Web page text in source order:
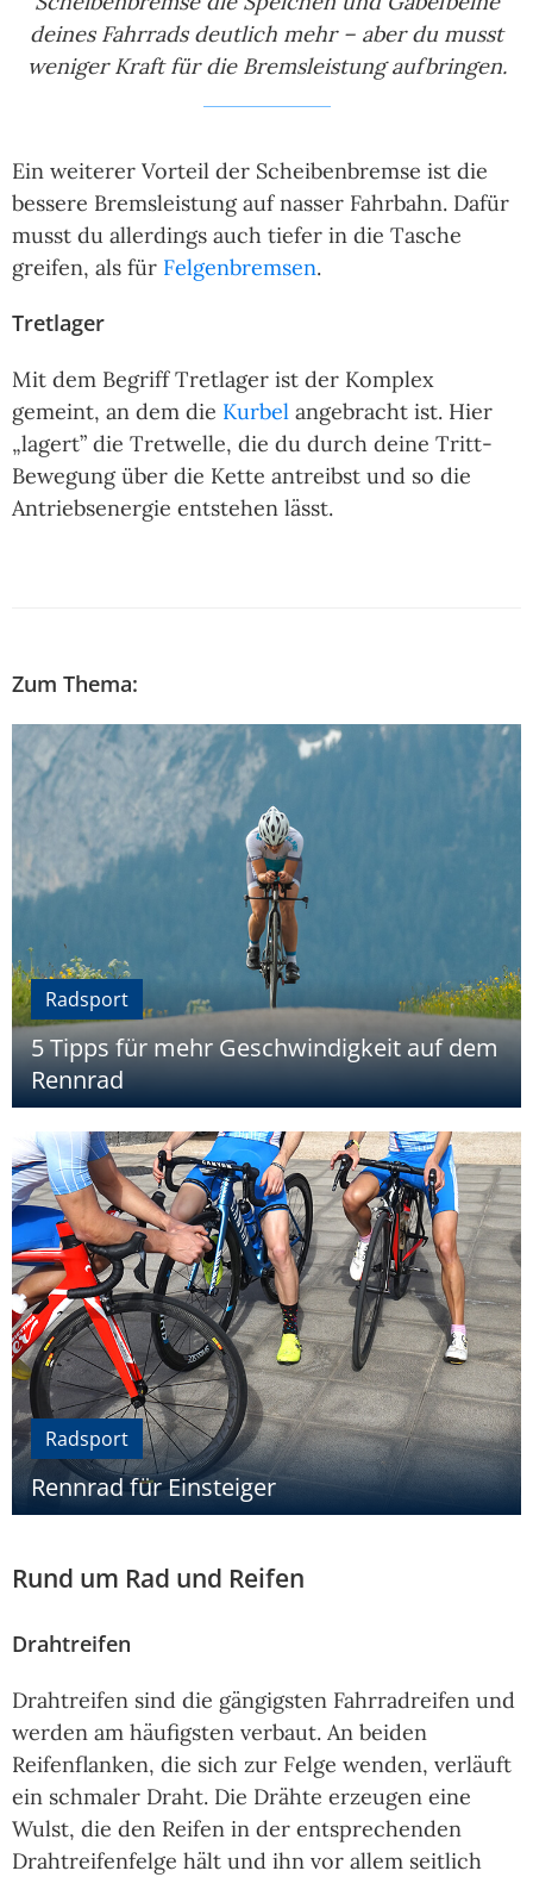
deines Fahrrads deutlich mehr – aber du musst
weniger Kraft für die Bremsleistung aufbringen.
Ein weiterer Vorteil der Scheibenbremse ist die
bessere Bremsleistung auf nasser Fahrbahn. Dafür
musst du allerdings auch tiefer in die Tasche
greifen, als für Felgenbremsen.
Tretlager
Mit dem Begriff Tretlager ist der Komplex
gemeint, an dem die Kurbel angebracht ist. Hier
„lagert” die Tretwelle, die du durch deine Tritt-
Bewegung über die Kette antreibst und so die
Antriebsenergie entstehen lässt.
Zum Thema:
Radsport
5 Tipps für mehr Geschwindigkeit auf dem
Rennrad
Radsport
Rennrad für Einsteiger
Rund um Rad und Reifen
Drahtreifen
Drahtreifen sind die gängigsten Fahrradreifen und
werden am häufigsten verbaut. An beiden
Reifenflanken, die sich zur Felge wenden, verläuft
ein schmaler Draht. Die Drähte erzeugen eine
Wulst, die den Reifen in der entsprechenden
Drahtreifenfelge hält und ihn vor allem seitlich